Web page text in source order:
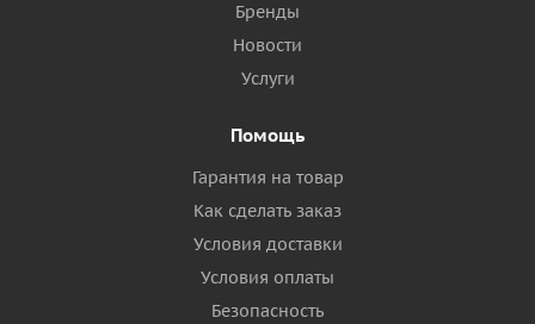
Бренды
Новости
Услуги
Помощь
Гарантия на товар
Как сделать заказ
Условия доставки
Условия оплаты
Безопасность